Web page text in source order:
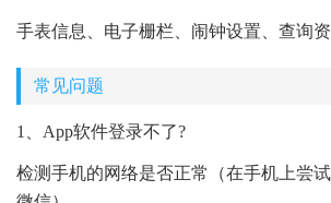
手表信息、电子栅栏、闹钟设置、查询
常见问题
1、App软件登录不了?
检测手机的网络是否正常（在手机上尝